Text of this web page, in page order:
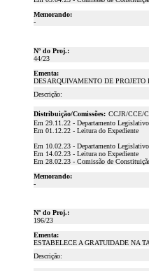
Memorando:
-
Nº do Proj.:
44/23
Ementa:
DESARQUIVAMENTO DE
Descrição:
Distribuição/Comissões: CCJR/CCE/
Em 29.11.22 - Departamento Legislativo
Em 01.12.22 - Leitura do Expediente
Em 10.02.23 - Departamento Legislativo
Em 14.02.23 - Leitura no Expediente
Em 28.02.23 - Comissão de
Memorando:
-
Nº do Proj.:
196/23
Ementa:
ESTABELECE A GRATUIDADE NA
Descrição: